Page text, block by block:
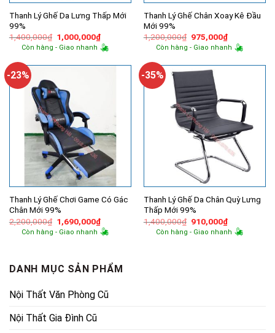
Thanh Lý Ghế Da Lưng Thấp Mới
99%
1,400,000₫ Giá
gốc
là:
1,000,000₫Giá
hiện
tại
1,000,000₫.
Còn hàng - Giao nhanh
Thanh Lý Ghế Chân Xoay Kê Đầu
Mới 99%
1,200,000₫ Giá
gốc
là:
975,000₫Giá
hiện
tại
975,000₫.
Còn hàng - Giao nhanh
-23%
Thanh Lý Ghế Chơi Game Có Gác
Chân Mới 99%
2,200,000₫ Giá
gốc
là:
1,690,000₫Giá
hiện
tại
Còn hàng - Giao nhanh
-35%
Thanh Lý Ghế Da Chân Quỳ Lưng
Thấp Mới 99%
1,400,000₫ Giá
gốc
là:
910,000₫Giá
hiện
tại
Còn hàng - Giao nhanh
DANH MỤC SẢN PHẨM
Nội Thất Văn Phòng Cũ
Nội Thất Gia Đình Cũ